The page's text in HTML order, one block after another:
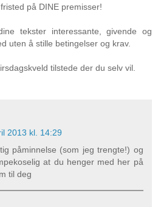
på DINE premisser!
tekster interessante, givende og
uten å stille betingelser og krav.
tilstede der du selv vil.
2013 kl. 14:29
påminnelse (som jeg trengte!) og
at du henger med her på
til deg